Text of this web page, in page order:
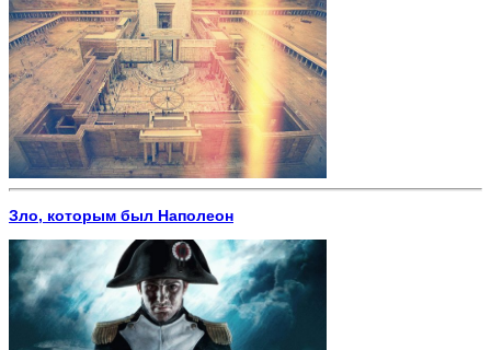
Зло, которым был Наполеон